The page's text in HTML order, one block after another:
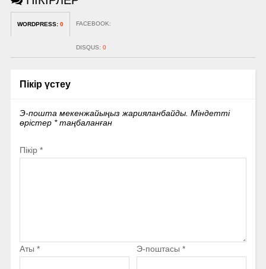
WORDPRESS: 0 FACEBOOK:
DISQUS: 0
Пікір үстеу
Э-пошта мекенжайыңыз жарияланбайды. Міндетті
өрістер *таңбаланған
Пікір *
Аты * Э-поштасы *